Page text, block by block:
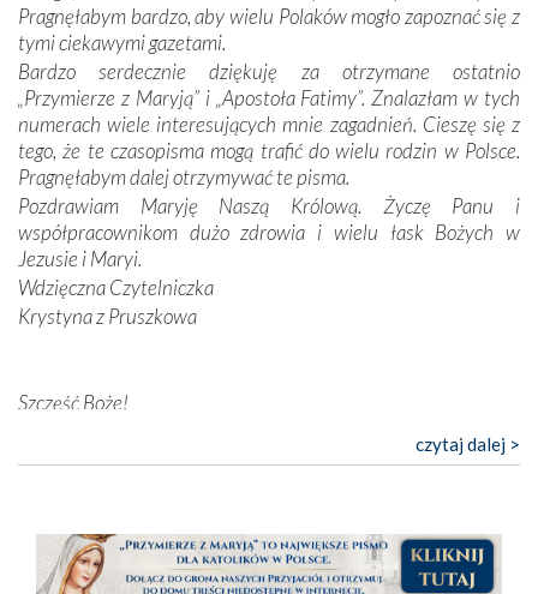
Opatrzności. Wierność przynosi pomyślność –
przynajmniej w życiu duchowym. Odstępstwo owocuje
nieszczęściem i śmiercią. Te uniwersalne prawdy
przychodziły na myśl, gdy słuchaliśmy opowieści
przewodników o portugalskich monarchach i wodzach,
zwycięskich bitwach i nieszczęśliwych losach grzesznych
kochanków.
Byli tym razem pośród Apostołów Fatimy reprezentanci
każdego spośród żyjących pokoleń. Najmłodszy uczestnik
liczył sobie 13 lat, zaś senior, pan Zdzisław – już 94.
Całe życie marzyłem, by tu przyjechać
Nasza pielgrzymka nie byłaby tak bogata w duchową treść
Oprócz zapewnienia nam możliwości codziennego
pięknych pieśni.
Każdy z nas przywiózł Matce Bożej bagaż własnych
Pragnęłabym bardzo, aby wielu Polaków mogło zapoznać się z
tymi ciekawymi gazetami.
Bardzo serdecznie dziękuję za otrzymane ostatnio
„Przymierze z Maryją” i „Apostoła Fatimy”. Znalazłam w tych
numerach wiele interesujących mnie zagadnień. Cieszę się z
tego, że te czasopisma mogą trafić do wielu rodzin w Polsce.
Pragnęłabym dalej otrzymywać te pisma.
Pozdrawiam Maryję Naszą Królową. Życzę Panu i
współpracownikom dużo zdrowia i wielu łask Bożych w
Jezusie i Maryi.
Wdzięczna Czytelniczka
Krystyna z Pruszkowa
Szczęść Boże!
to pismo, które bardzo sobie cenię i szanuję. Redagujecie
nas prowadzi!
Barbara
czytaj dalej >